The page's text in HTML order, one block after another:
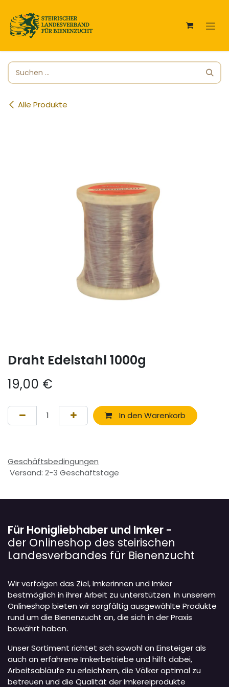
Alle Produkte
Draht Edelstahl 1000g
19,00 €
In den Warenkorb
Geschäftsbedingungen
Versand: 2-3 Geschäftstage
Für Honigliebhaber und Imker -
der Onlineshop des steirischen
Landesverbandes für Bienenzucht
Wir verfolgen das Ziel, Imkerinnen und Imker
bestmöglich in ihrer Arbeit zu unterstützen. In unserem
Onlineshop bieten wir sorgfältig ausgewählte Produkte
rund um die Bienenzucht an, die sich in der Praxis
bewährt haben.
Unser Sortiment richtet sich sowohl an Einsteiger als
auch an erfahrene Imkerbetriebe und hilft dabei,
Arbeitsabläufe zu erleichtern, die Völker optimal zu
betreuen und die Qualität der Imkereiprodukte